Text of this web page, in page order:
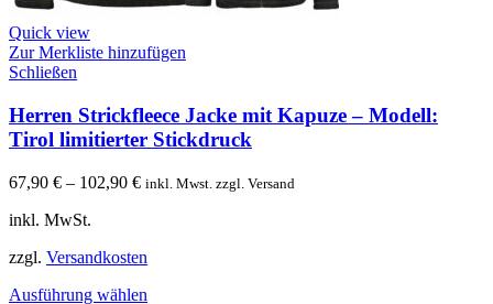
Quick view
Zur Merkliste hinzufügen
Schließen
Herren Strickfleece Jacke mit Kapuze – Modell:
Tirol limitierter Stickdruck
67,90 € – 102,90 € inkl. Mwst. zzgl. Versand
inkl. MwSt.
zzgl. Versandkosten
Ausführung wählen